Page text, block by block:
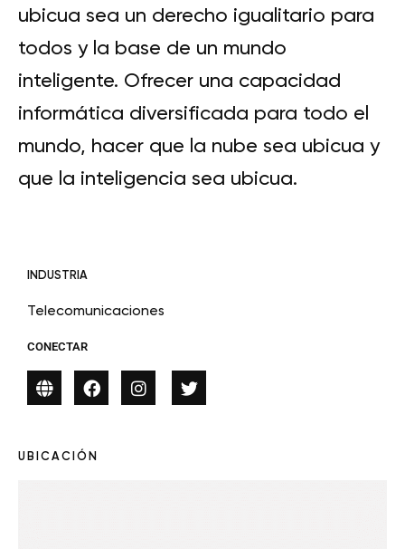
ubicua sea un derecho igualitario para
todos y la base de un mundo
inteligente. Ofrecer una capacidad
informática diversificada para todo el
mundo, hacer que la nube sea ubicua y
que la inteligencia sea ubicua.
INDUSTRIA
Telecomunicaciones
CONECTAR
UBICACIÓN